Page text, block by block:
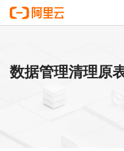
数据管理清理原